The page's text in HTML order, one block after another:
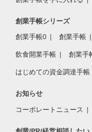
創業手帳シリーズ
創業手帳0 創業手帳
飲食開業手帳 創業手
はじめての資金調達手帳
お知らせ
コーポレートニュース